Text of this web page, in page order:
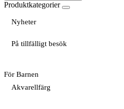
Produktkategorier
Nyheter
På tillfälligt besök
För Barnen
Akvarellfärg